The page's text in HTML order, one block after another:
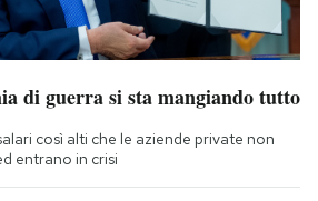
di guerra si sta mangiando tutto
così alti che le aziende private non
entrano in crisi